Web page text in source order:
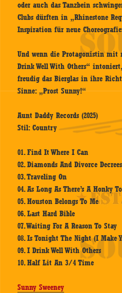
oder auch das Tanzbein
Clubs dürften in „Rhinestone
Inspiration für neue
Und wenn die Protagonistin
Drink Well With Others“
freudig das Bierglas in ihre
Sinne: „Prost Sunny!“
Aunt Daddy Records (2025)
Stil: Country
01. Find It Where I Can
02. Diamonds And Divorce Decrees
03. Traveling On
04. As Long As There’s A Honky
05. Houston Belongs To Me
06. Last Hard Bible
07. Waiting For A Reason To Stay
08. Is Tonight The Night (I Make
09. I Drink Well With Others
10. Half Lit An 3/4 Time
Sunny Sweeney